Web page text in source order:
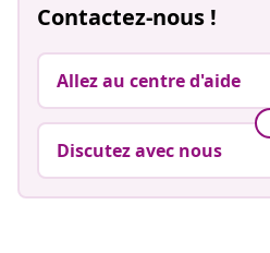
Contactez-nous !
Allez au centre d'aide
Discutez avec nous